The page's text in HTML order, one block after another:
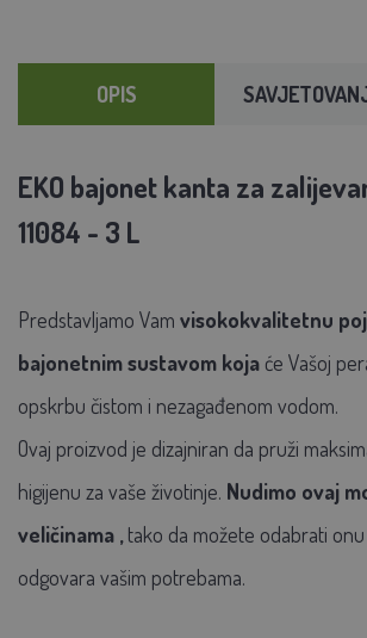
OPIS
EKO bajonet kanta za
11084 - 3 L
Predstavljamo Vam visokokvalitetnu
bajonetnim sustavom koja će Vašoj
opskrbu čistom i nezagađenom vodom.
Ovaj proizvod je dizajniran da pruži
higijenu za vaše životinje. Nudimo ovaj
veličinama , tako da možete odabrati
odgovara vašim potrebama.